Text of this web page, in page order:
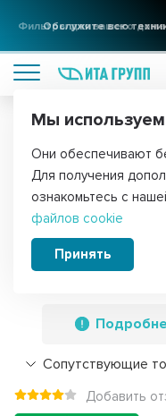
Фильтры для вашего дома
Главная Запчасти для
Термостат
ARISTAB 560
TAS TF
Сопутствующие
Добавить
Мы
Они обеспечивают
Для получения
ознакомьтесь с
файлов cookie
Принять